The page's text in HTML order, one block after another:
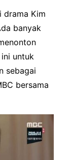
drama Kim
banyak
untuk
sebagai
bersama